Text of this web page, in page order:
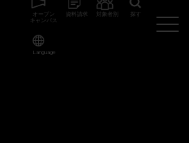
オープン
キャンパス
資料請求 対象者別 探す
Language
神戸芸術工科大学